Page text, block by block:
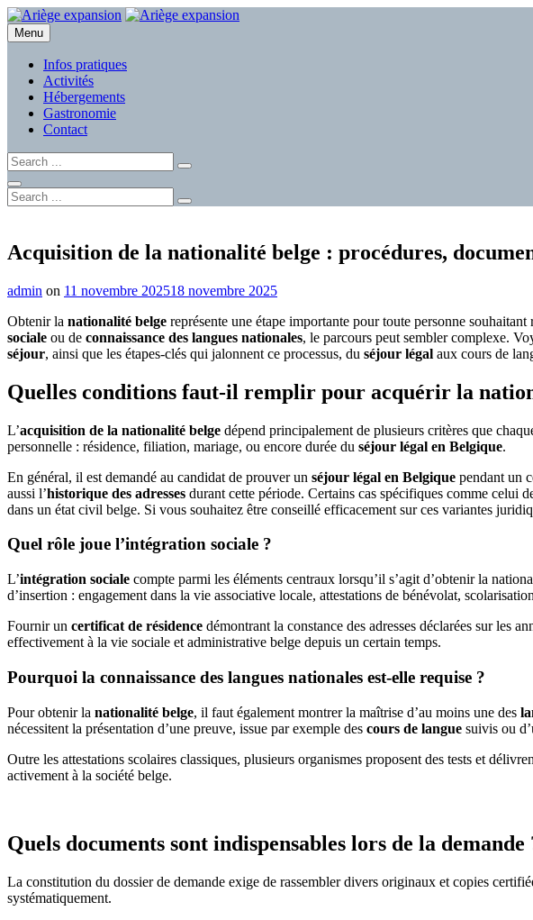
Skip
to
content
Ariège expansion
Menu
Infos pratiques
Activités
Hébergements
Gastronomie
Contact
Search
for:
Search
Search
for:
Acquisition de la nationalité belge : procédures,
By
admin on 11 novembre 202518 novembre 2025
Obtenir la nationalité belge représente une étape importante pour toute personne
sociale ou de connaissance des langues nationales, le parcours peut sembler complexe.
séjour, ainsi que les étapes-clés qui jalonnent ce processus, du séjour légal aux cours de
Quelles conditions faut-il remplir pour acquérir la
L’acquisition de la nationalité belge dépend principalement de plusieurs critères que
personnelle : résidence, filiation, mariage, ou encore durée du séjour légal en Belgique.
En général, il est demandé au candidat de prouver un séjour légal en Belgique pendant un
aussi l’historique des adresses durant cette période. Certains cas spécifiques comme celui
dans un état civil belge. Si vous souhaitez être conseillé efficacement sur ces variantes
Quel rôle joue l’intégration sociale ?
L’intégration sociale compte parmi les éléments centraux lorsqu’il s’agit d’obtenir la
d’insertion : engagement dans la vie associative locale, attestations de bénévolat,
Fournir un certificat de résidence démontrant la constance des adresses déclarées sur les
effectivement à la vie sociale et administrative belge depuis un certain temps.
Pourquoi la connaissance des langues nationales est-elle requise ?
Pour obtenir la nationalité belge, il faut également montrer la maîtrise d’au moins une des
nécessitent la présentation d’une preuve, issue par exemple des cours de langue suivis ou
Outre les attestations scolaires classiques, plusieurs organismes proposent des tests et
activement à la société belge.
Quels documents sont indispensables lors de la demande
La constitution du dossier de demande exige de rassembler divers originaux et copies
systématiquement.